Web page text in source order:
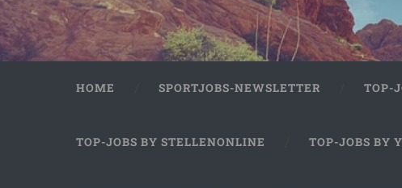
HOME SPORTJOBS-NEWSLETTER TOP-
TOP-JOBS BY STELLENONLINE TOP-JOBS BY